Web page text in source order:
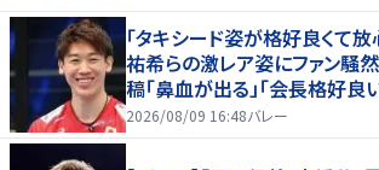
「タキシード姿が格好良くて
祐希らの激レア姿にファン
稿「鼻血が出る」「会長格好
好いい」
2026/08/09 16:48バレー